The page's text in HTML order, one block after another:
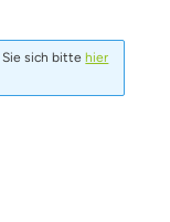
sich bitte hier